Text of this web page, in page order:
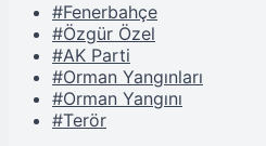
#Fenerbahçe
#Özgür Özel
#AK Parti
#Orman Yangınları
#Orman Yangını
#Terör